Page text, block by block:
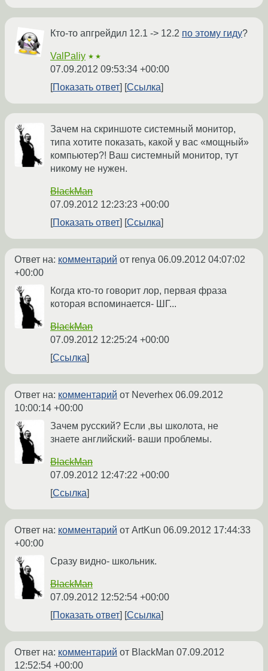
Кто-то апгрейдил 12.1 -> 12.2 по этому гиду?
ValPaliy ★★
07.09.2012 09:53:34 +00:00
Показать ответ
Ссылка
Зачем на скриншоте системный монитор,
типа хотите показать, какой у вас «мощный»
компьютер?! Ваш системный монитор, тут
никому не нужен.
BlackMan
07.09.2012 12:23:23 +00:00
Показать ответ
Ссылка
Ответ на: комментарий от renya 06.09.2012 04:07:02
+00:00
Когда кто-то говорит лор, первая фраза
которая вспоминается- ШГ...
BlackMan
07.09.2012 12:25:24 +00:00
Ссылка
Ответ на: комментарий от Neverhex 06.09.2012
10:00:14 +00:00
Зачем русский? Если ,вы школота, не
знаете английский- ваши проблемы.
BlackMan
07.09.2012 12:47:22 +00:00
Ссылка
Ответ на: комментарий от ArtKun 06.09.2012 17:44:33
+00:00
Сразу видно- школьник.
BlackMan
07.09.2012 12:52:54 +00:00
Показать ответ
Ссылка
Ответ на: комментарий от BlackMan 07.09.2012
12:52:54 +00:00